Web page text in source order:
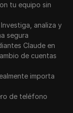
tu equipo sin
analiza y
segura
Claude en
de cuentas
importa
de teléfono